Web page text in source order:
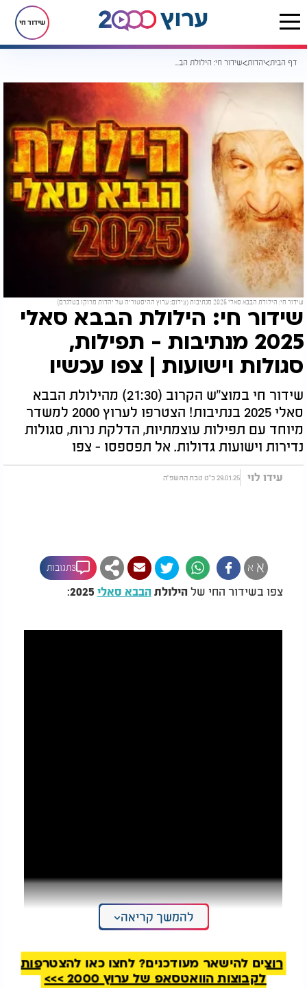
שידור חי
דף הבית יהדות שידור חי: הילולת הבבא סאלי 2025 מנתיבות - תפילות, סגולות וישועות | צפו עכשיו
שידור חי: הילולת הבבא סאלי 2025 מנתיבות (צילום: ערוץ ההיסטוריה של יהדות מרוקו בטלגרם)
שידור חי: הילולת הבבא סאלי
2025 מנתיבות - תפילות,
סגולות וישועות | צפו עכשיו
שידור חי במוצ"ש הקרוב (21:30) מהילולת הבבא
סאלי 2025 בנתיבות! הצטרפו לערוץ 2000 למשדר
מיוחד עם תפילות עוצמתיות, הדלקת נרות, סגולות
נדירות וישועות גדולות. אל תפספסו - צפו
עידו לוי 29.01.25 כ"ט טבת התשפ"ה
א א 3תגובות
צפו בשידור החי של הילולת הבבא סאלי :
להמשך קריאה
רוצים להישאר מעודכנים? לחצו כאן להצטרפות
לקבוצות הוואטסאפ של ערוץ 2000 >>>